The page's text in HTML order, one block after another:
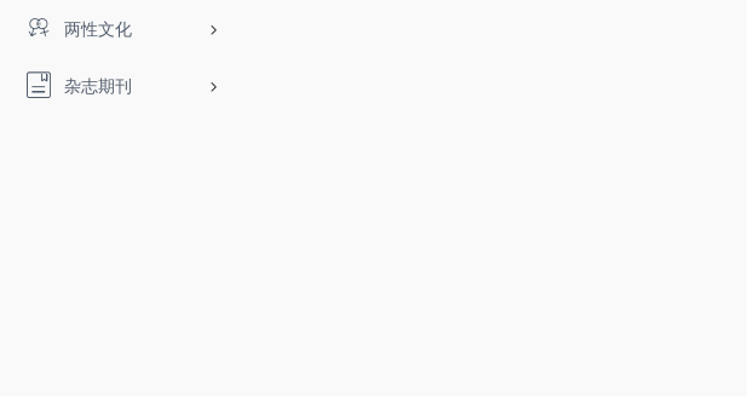
两性文化
杂志期刊